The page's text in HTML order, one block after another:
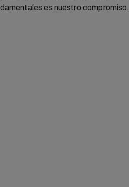
es nuestro compromiso.